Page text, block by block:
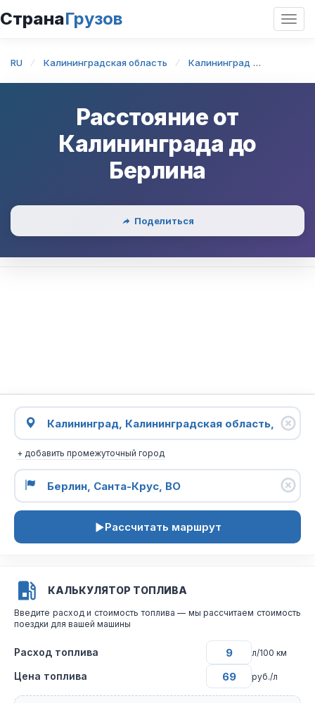
СтранаГрузов
RU Калининградская область Калининград
Расстояние от
Калининграда до
Берлина
Поделиться
+ добавить промежуточный город
Рассчитать маршрут
КАЛЬКУЛЯТОР ТОПЛИВА
Введите расход и стоимость топлива — мы рассчитаем стоимость
поездки для вашей машины
Расход топлива л/100 км
Цена топлива руб./л